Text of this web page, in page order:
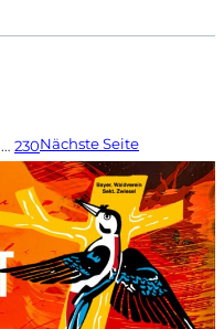
… 230Nächste Seite